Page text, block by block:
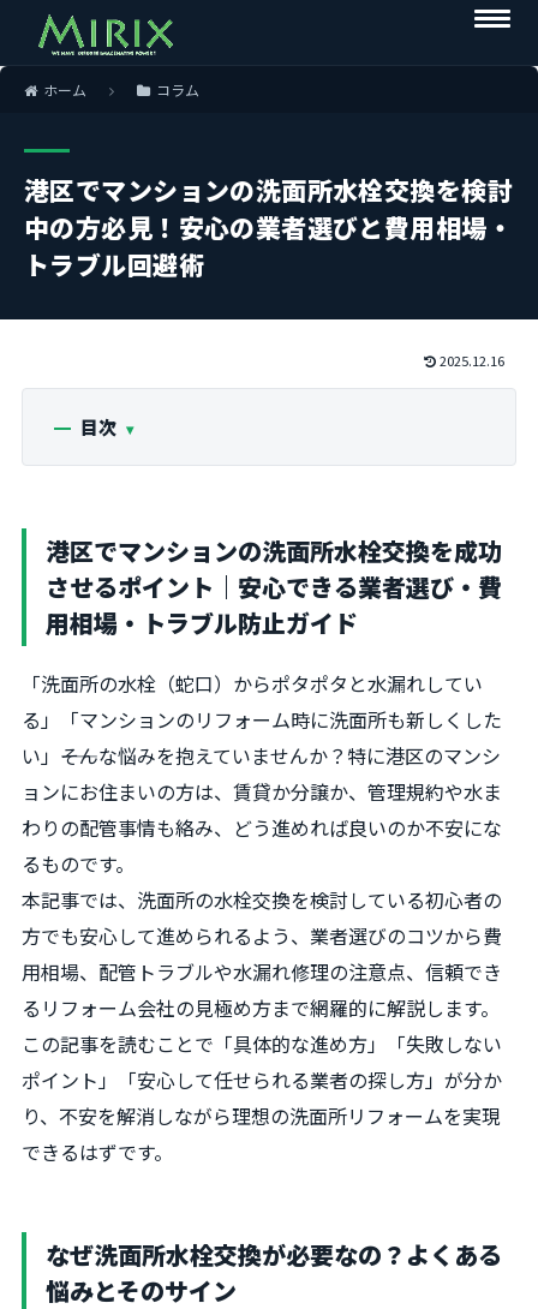
ホーム コラム
港区でマンションの洗面所水栓交換を検討
中の方必見！安心の業者選びと費用相場・
トラブル回避術
2025.12.16
目次
港区でマンションの洗面所水栓交換を成功
させるポイント｜安心できる業者選び・費
用相場・トラブル防止ガイド
「洗面所の水栓（蛇口）からポタポタと水漏れしてい
る」「マンションのリフォーム時に洗面所も新しくした
い」――そんな悩みを抱えていませんか？特に港区のマンシ
ョンにお住まいの方は、賃貸か分譲か、管理規約や水ま
わりの配管事情も絡み、どう進めれば良いのか不安にな
るものです。
本記事では、洗面所の水栓交換を検討している初心者の
方でも安心して進められるよう、業者選びのコツから費
用相場、配管トラブルや水漏れ修理の注意点、信頼でき
るリフォーム会社の見極め方まで網羅的に解説します。
この記事を読むことで「具体的な進め方」「失敗しない
ポイント」「安心して任せられる業者の探し方」が分か
り、不安を解消しながら理想の洗面所リフォームを実現
できるはずです。
なぜ洗面所水栓交換が必要なの？よくある
悩みとそのサイン